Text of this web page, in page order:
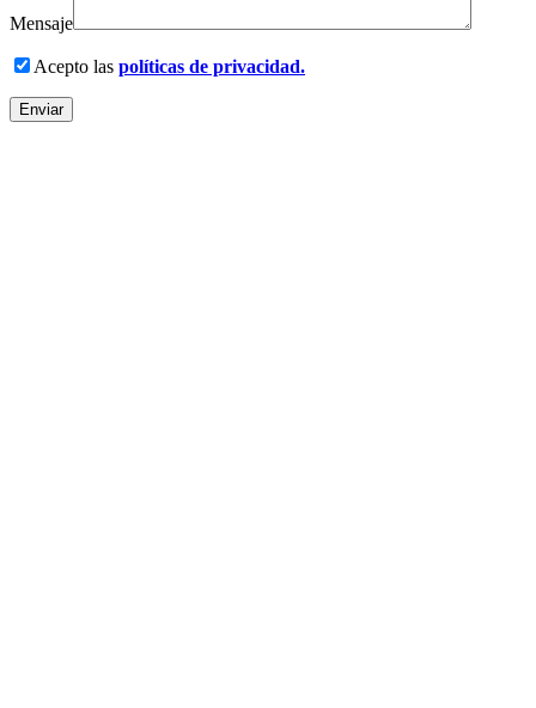
Mensaje
Acepto las políticas de privacidad.